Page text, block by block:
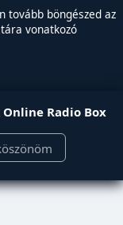
tovább böngészed az
vonatkozó
Online Radio Box